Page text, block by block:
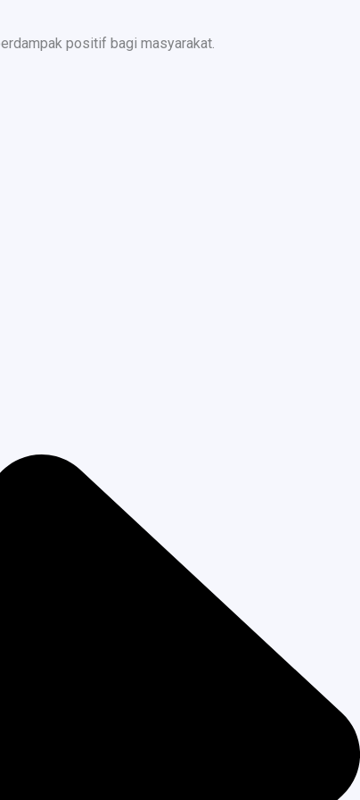
positif bagi masyarakat.